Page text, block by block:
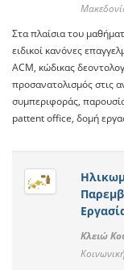
Στα πλαίσια του
ειδικοί κανόνες
ACM, κώδικας
προσανατολισμός στις
συμπεριφοράς,
pattent office, δομή
Κλειώ